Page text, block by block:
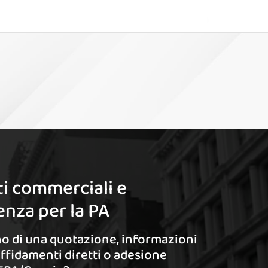
commerciali e
per la PA
di una quotazione, informazioni
diretti o adesione